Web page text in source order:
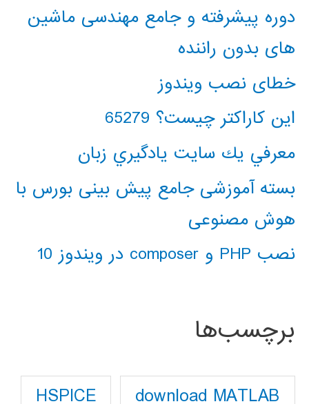
دوره پیشرفته و جامع مهندسی ماشین
های بدون راننده
خطای نصب ویندوز
این کاراکتر چیست؟ 65279
معرفي يك سايت يادگيري زبان
بسته آموزشی جامع پیش بینی بورس با
هوش مصنوعی
نصب PHP و composer در ویندوز 10
برچسب‌ها
download MATLAB
HSPICE